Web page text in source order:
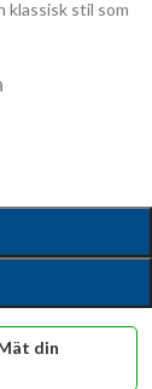
klassisk stil som
din